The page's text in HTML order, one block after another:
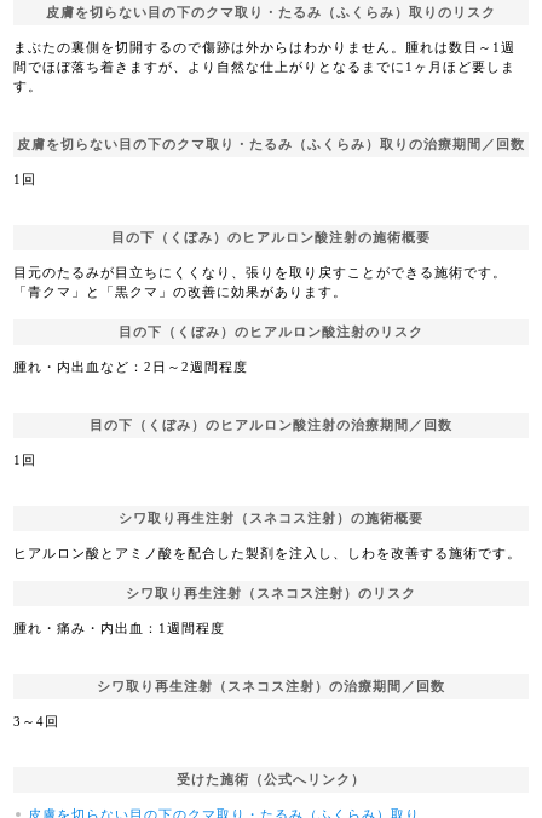
皮膚を切らない目の下のクマ取り・たるみ（ふくらみ）取りのリスク
まぶたの裏側を切開するので傷跡は外からはわかりません。腫れは数日～1週
間でほぼ落ち着きますが、より自然な仕上がりとなるまでに1ヶ月ほど要しま
す。
皮膚を切らない目の下のクマ取り・たるみ（ふくらみ）取りの治療期間／回数
1回
目の下（くぼみ）のヒアルロン酸注射の施術概要
目元のたるみが目立ちにくくなり、張りを取り戻すことができる施術です。
「青クマ」と「黒クマ」の改善に効果があります。
目の下（くぼみ）のヒアルロン酸注射のリスク
腫れ・内出血など：2日～2週間程度
目の下（くぼみ）のヒアルロン酸注射の治療期間／回数
1回
シワ取り再生注射（スネコス注射）の施術概要
ヒアルロン酸とアミノ酸を配合した製剤を注入し、しわを改善する施術です。
シワ取り再生注射（スネコス注射）のリスク
腫れ・痛み・内出血：1週間程度
シワ取り再生注射（スネコス注射）の治療期間／回数
3～4回
受けた施術（公式へリンク）
皮膚を切らない目の下のクマ取り・たるみ（ふくらみ）取り